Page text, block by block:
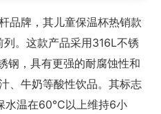
品牌，其儿童保温杯热销款
列。这款产品采用316L不锈
钢，具有更强的耐腐蚀性和
、牛奶等酸性饮品。其标志
水温在60℃以上维持6小